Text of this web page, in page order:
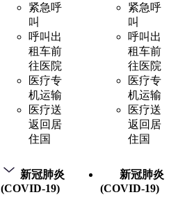
紧急呼
叫
呼叫出
租车前
往医院
医疗专
机运输
医疗送
返回居
住国
新冠肺炎
(COVID-19)
紧急呼
叫
呼叫出
租车前
往医院
医疗专
机运输
医疗送
返回居
住国
新冠肺炎
(COVID-19)